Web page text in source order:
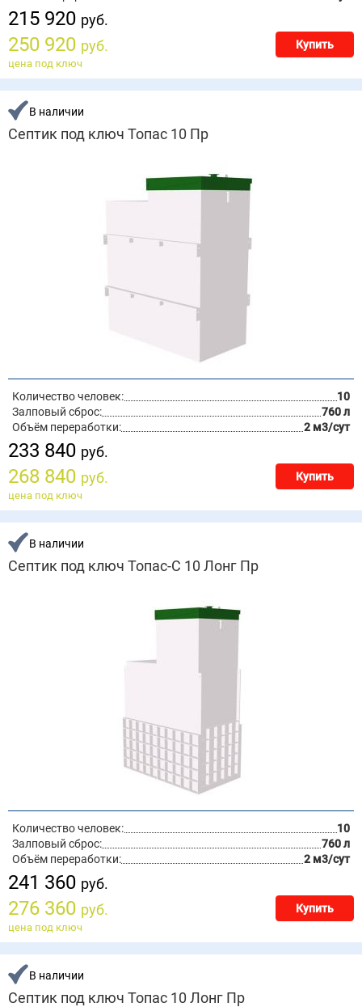
215 920 руб.
250 920 руб. Купить
цена под ключ
В наличии
Септик под ключ Топас 10 Пр
Количество человек:
10
Залповый сброс:
760 л
Объём переработки:
2 м3/сут
233 840 руб.
268 840 руб. Купить
цена под ключ
В наличии
Септик под ключ Топас-С 10 Лонг Пр
Количество человек:
10
Залповый сброс:
760 л
Объём переработки:
2 м3/сут
241 360 руб.
276 360 руб. Купить
цена под ключ
В наличии
Септик под ключ Топас 10 Лонг Пр